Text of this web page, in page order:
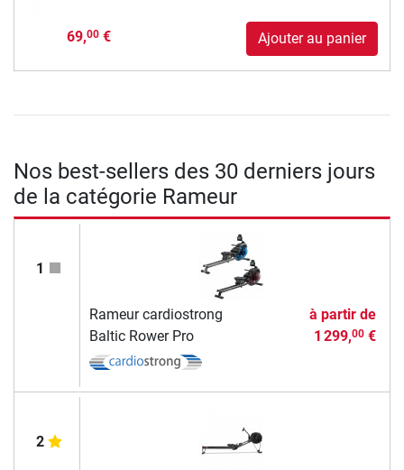
69,00€ Ajouter au panier
Nos best-sellers des 30 derniers jours
de la catégorie Rameur
1
Rameur cardiostrong
Baltic Rower Pro
à partir de
1 299,00€
2